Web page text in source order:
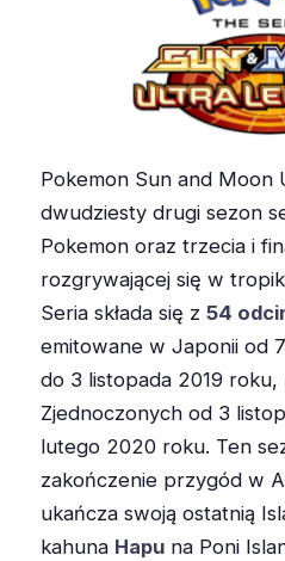
Pokemon Sun and Moon
dwudziesty drugi sezon
Pokemon oraz trzecia i
rozgrywającej się w
Seria składa się z 54
emitowane w Japonii od
do 3 listopada 2019
Zjednoczonych od 3
lutego 2020 roku. Ten
zakończenie przygód w
ukańcza swoją ostatnią
kahuna Hapu na Poni